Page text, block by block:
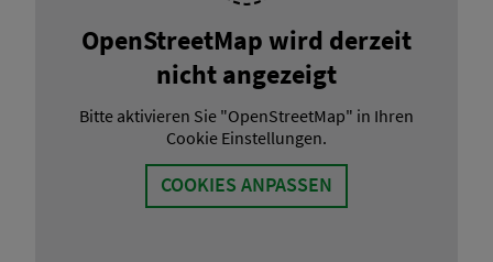
OpenStreetMap wird derzeit
nicht angezeigt
Bitte aktivieren Sie "OpenStreetMap" in Ihren
Cookie Einstellungen.
COOKIES ANPASSEN